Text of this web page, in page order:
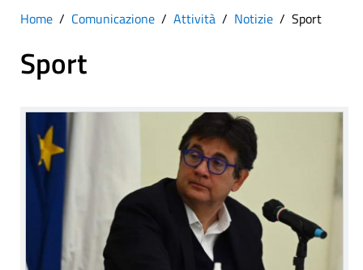
Home Comunicazione Attività Notizie Sport
Sport